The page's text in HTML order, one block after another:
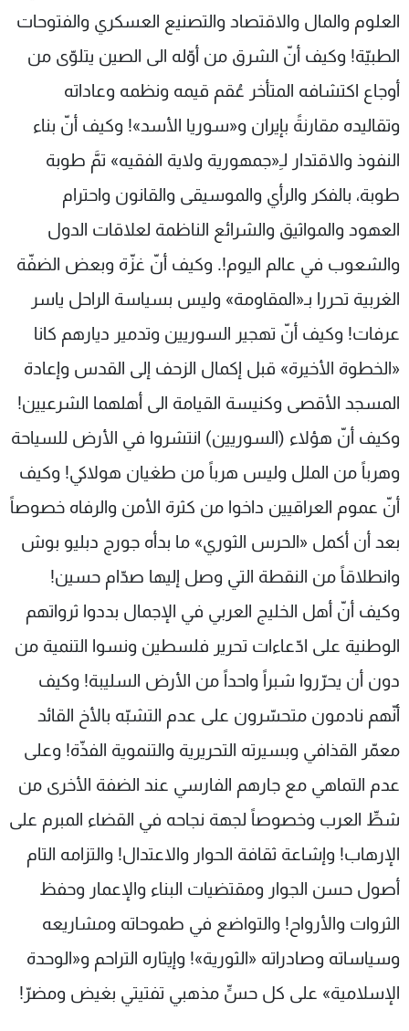
العلوم والمال والاقتصاد والتصنيع العسكري والفتوحات
الطبيّة! وكيف أنّ الشرق من أوّله الى الصين يتلوّى من
أوجاع اكتشافه المتأخر عُقم قيمه ونظمه وعاداته
وتقاليده مقارنةً بإيران و«سوريا الأسد»! وكيف أنّ بناء
النفوذ والاقتدار لـِ«جمهورية ولاية الفقيه» تمَّ طوبة
طوبة، بالفكر والرأي والموسيقى والقانون واحترام
العهود والمواثيق والشرائع الناظمة لعلاقات الدول
والشعوب في عالم اليوم!. وكيف أنّ غزّة وبعض الضفّة
الغربية تحررا بـ«المقاومة» وليس بسياسة الراحل ياسر
عرفات! وكيف أنّ تهجير السوريين وتدمير ديارهم كانا
«الخطوة الأخيرة» قبل إكمال الزحف إلى القدس وإعادة
المسجد الأقصى وكنيسة القيامة الى أهلهما الشرعيين!
وكيف أنّ هؤلاء (السوريين) انتشروا في الأرض للسياحة
وهرباً من الملل وليس هرباً من طغيان هولاكي! وكيف
أنّ عموم العراقيين داخوا من كثرة الأمن والرفاه خصوصاً
بعد أن أكمل «الحرس الثوري» ما بدأه جورج دبليو بوش
وانطلاقاً من النقطة التي وصل إليها صدّام حسين!
وكيف أنّ أهل الخليج العربي في الإجمال بددوا ثرواتهم
الوطنية على ادّعاءات تحرير فلسطين ونسوا التنمية من
دون أن يحرّروا شبراً واحداً من الأرض السليبة! وكيف
أنّهم نادمون متحسّرون على عدم التشبّه بالأخ القائد
معمّر القذافي وبسيرته التحريرية والتنموية الفذّة! وعلى
عدم التماهي مع جارهم الفارسي عند الضفة الأخرى من
شطِّ العرب وخصوصاً لجهة نجاحه في القضاء المبرم على
الإرهاب! وإشاعة ثقافة الحوار والاعتدال! والتزامه التام
أصول حسن الجوار ومقتضيات البناء والإعمار وحفظ
الثروات والأرواح! والتواضع في طموحاته ومشاريعه
وسياساته وصادراته «الثورية»! وإيثاره التراحم و«الوحدة
الإسلامية» على كل حسٍّ مذهبي تفتيتي بغيض ومضرّ!